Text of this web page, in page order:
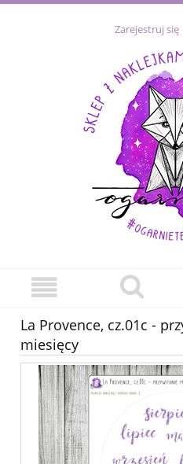
Zarejestruj się
La Provence, cz.01c -
miesięcy